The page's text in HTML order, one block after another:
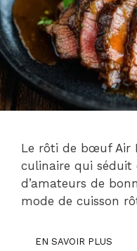
Le rôti de bœuf Air
culinaire qui séduit
d’amateurs de
mode de cuisson
EN SAVOIR PLUS